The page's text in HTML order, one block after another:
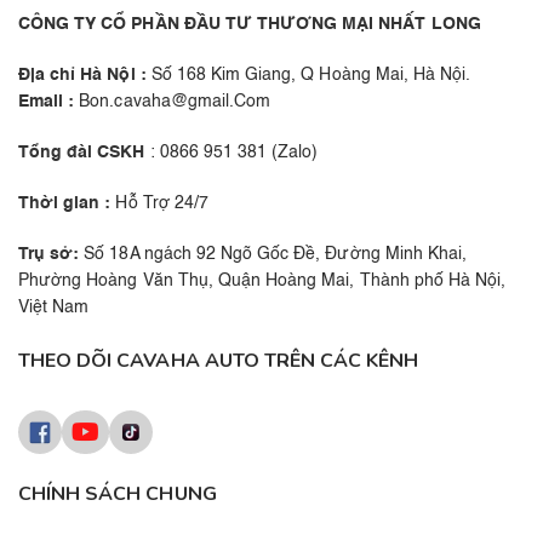
CÔNG TY CỔ PHẦN ĐẦU TƯ THƯƠNG MẠI NHẤT LONG
Địa chỉ Hà Nội : Số 168 Kim Giang, Q Hoàng Mai, Hà Nội.
Email : Bon.cavaha@gmail.Com
Tổng đài CSKH : 0866 951 381 (Zalo)
Thời gian : Hỗ Trợ 24/7
Trụ sở: Số 18A ngách 92 Ngõ Gốc Đề, Đường Minh Khai,
Phường Hoàng Văn Thụ, Quận Hoàng Mai, Thành phố Hà Nội,
Việt Nam
CHÍNH SÁCH CHUNG
THEO DÕI CAVAHA AUTO TRÊN CÁC KÊNH